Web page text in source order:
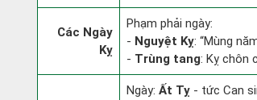
Các Ngày
Kỵ
Phạm phải ngày:
- Nguyệt Kỵ: “Mùng
- Trùng tang: Kỵ chôn
Ngày: Ất Tỵ - tức Can